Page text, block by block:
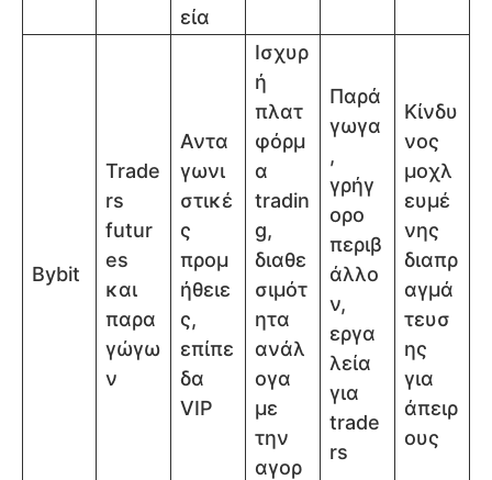
εία
Bybit
Trade
rs
futur
es
και
παρα
γώγω
ν
Αντα
γωνι
στικέ
ς
προμ
ήθειε
ς,
επίπε
δα
VIP
Ισχυρ
ή
πλατ
φόρμ
α
tradin
g,
διαθε
σιμότ
ητα
ανάλ
ογα
με
την
αγορ
Παρά
γωγα
,
γρήγ
ορο
περιβ
άλλο
ν,
εργα
λεία
για
trade
rs
Κίνδυ
νος
μοχλ
ευμέ
νης
διαπρ
αγμά
τευσ
ης
για
άπειρ
ους